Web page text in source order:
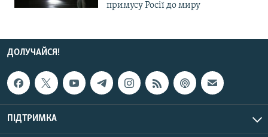
примусу Росії до миру
ДОЛУЧАЙСЯ!
ПІДТРИМКА